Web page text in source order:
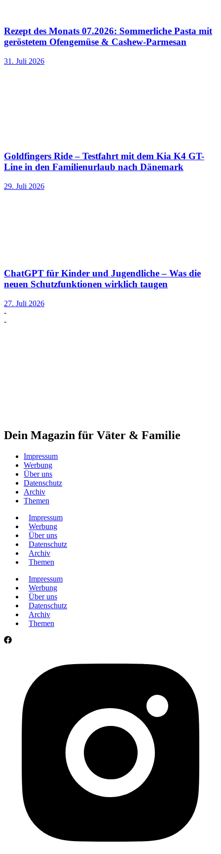
Rezept des Monats 07.2026: Sommerliche Pasta mit
geröstetem Ofengemüse & Cashew-Parmesan
31. Juli 2026
Goldfingers Ride – Testfahrt mit dem Kia K4 GT-
Line in den Familienurlaub nach Dänemark
29. Juli 2026
ChatGPT für Kinder und Jugendliche – Was die
neuen Schutzfunktionen wirklich taugen
27. Juli 2026
-
-
Dein Magazin für Väter & Familie
Impressum
Werbung
Über uns
Datenschutz
Archiv
Themen
Impressum
Werbung
Über uns
Datenschutz
Archiv
Themen
Impressum
Werbung
Über uns
Datenschutz
Archiv
Themen